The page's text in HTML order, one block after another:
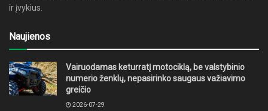
ir įvykius.
Naujienos
Vairuodamas keturratį motociklą, be valstybinio
numerio ženklų, nepasirinko saugaus važiavimo
greičio
2026-07-29